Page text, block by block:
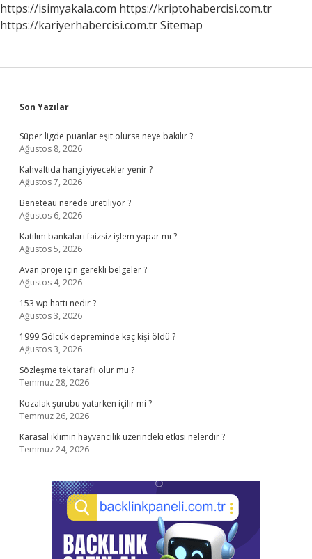
https://isimyakala.com https://kriptohabercisi.com.tr
https://kariyerhabercisi.com.trSitemap
Sidebar
Son Yazılar
Süper ligde puanlar eşit olursa neye bakılır ?
Ağustos 8, 2026
Kahvaltıda hangi yiyecekler yenir ?
Ağustos 7, 2026
Beneteau nerede üretiliyor ?
Ağustos 6, 2026
Katılım bankaları faizsiz işlem yapar mı ?
Ağustos 5, 2026
Avan proje için gerekli belgeler ?
Ağustos 4, 2026
153 wp hattı nedir ?
Ağustos 3, 2026
1999 Gölcük depreminde kaç kişi öldü ?
Ağustos 3, 2026
Sözleşme tek taraflı olur mu ?
Temmuz 28, 2026
Kozalak şurubu yatarken içilir mi ?
Temmuz 26, 2026
Karasal iklimin hayvancılık üzerindeki etkisi nelerdir ?
Temmuz 24, 2026